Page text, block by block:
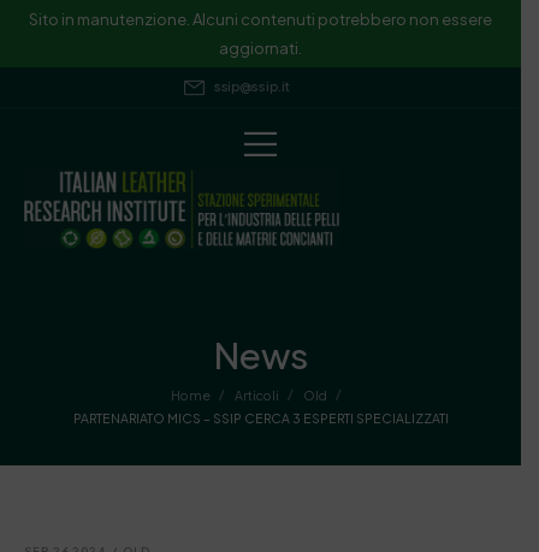
Sito in manutenzione. Alcuni contenuti potrebbero non essere
aggiornati.
ssip@ssip.it
News
Home / Articoli / Old
/
PARTENARIATO MICS – SSIP CERCA 3 ESPERTI SPECIALIZZATI